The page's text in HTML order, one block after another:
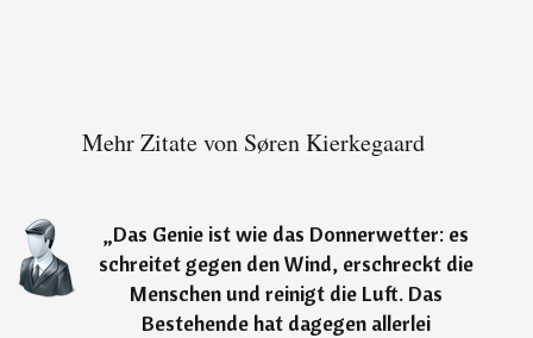
Mehr Zitate von Søren Kierkegaard
„Das Genie ist wie das Donnerwetter: es
schreitet gegen den Wind, erschreckt die
Menschen und reinigt die Luft. Das
Bestehende hat dagegen allerlei